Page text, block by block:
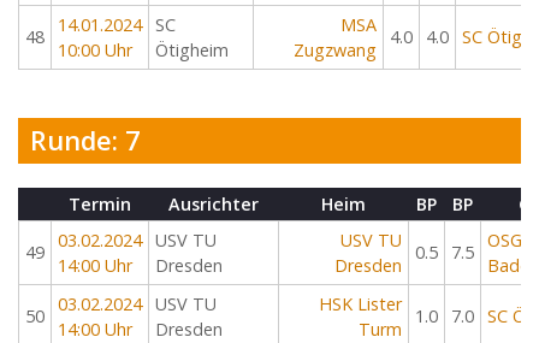
48
14.01.2024
10:00 Uhr
SC
Ötigheim
MSA
Zugzwang
4.0 4.0 SC
Runde: 7
Termin Ausrichter Heim BP BP
49
03.02.2024
14:00 Uhr
USV TU
Dresden
USV TU
Dresden
0.5 7.5
OSG
Baden
50
03.02.2024
14:00 Uhr
USV TU
Dresden
HSK Lister
Turm
1.0 7.0 SC